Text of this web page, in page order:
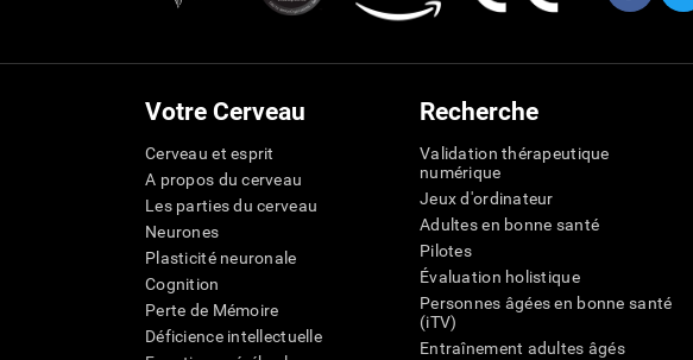
Votre Cerveau
Cerveau et esprit
A propos du cerveau
Les parties du cerveau
Neurones
Plasticité neuronale
Cognition
Perte de Mémoire
Déficience intellectuelle
Recherche
Validation thérapeutique
numérique
Jeux d'ordinateur
Adultes en bonne santé
Pilotes
Évaluation holistique
Personnes âgées en bonne santé
(iTV)
Entraînement adultes âgés